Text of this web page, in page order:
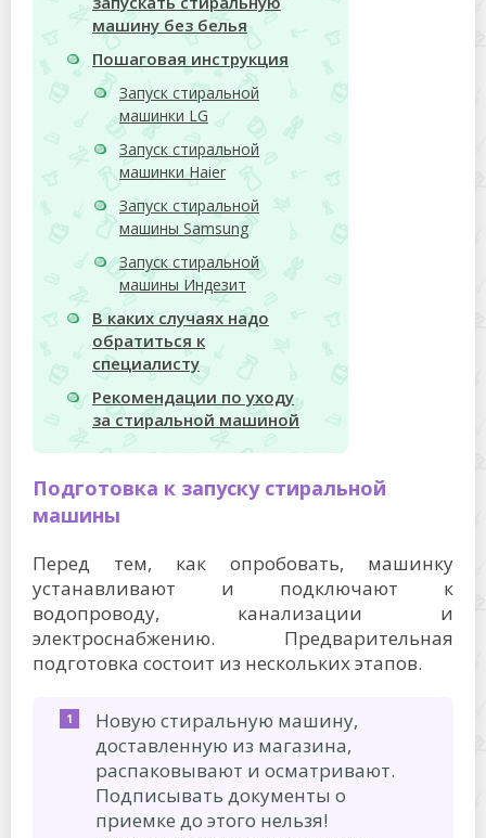
машину без белья
Пошаговая инструкция
Запуск стиральной
машинки LG
Запуск стиральной
машинки Haier
Запуск стиральной
машины Samsung
Запуск стиральной
машины Индезит
В каких случаях надо
обратиться к
специалисту
Рекомендации по уходу
за стиральной машиной
Подготовка к запуску стиральной
машины
Перед тем, как опробовать, машинку
устанавливают и подключают к
водопроводу, канализации и
электроснабжению. Предварительная
подготовка состоит из нескольких этапов.
Новую стиральную машину,
доставленную из магазина,
распаковывают и осматривают.
Подписывать документы о
приемке до этого нельзя!